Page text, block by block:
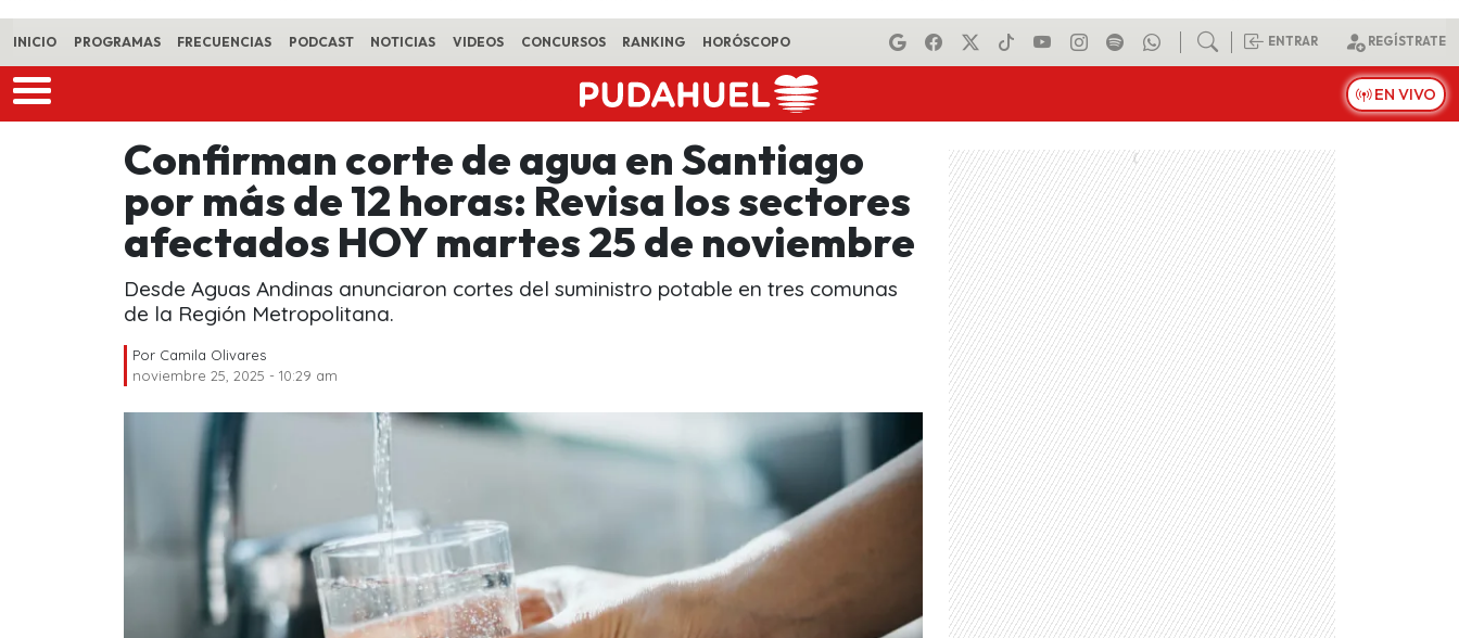
INICIO PROGRAMAS FRECUENCIAS PODCAST NOTICIAS VIDEOS CONCURSOS RANKING HORÓSCOPO ENTRAR REGÍSTRATE
EN VIVO
Confirman corte de agua en Santiago
por más de 12 horas: Revisa los sectores
afectados HOY martes 25 de noviembre
Desde Aguas Andinas anunciaron cortes del suministro potable en tres comunas
de la Región Metropolitana.
Por Camila Olivares
noviembre 25, 2025 - 10:29 am